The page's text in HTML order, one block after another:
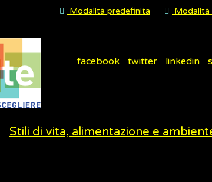
Modalità predefinita Modalità
facebook twitter linkedin
Stili di vita, alimentazione e